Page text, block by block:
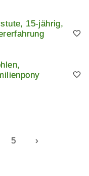
15-jährig,
5 ›